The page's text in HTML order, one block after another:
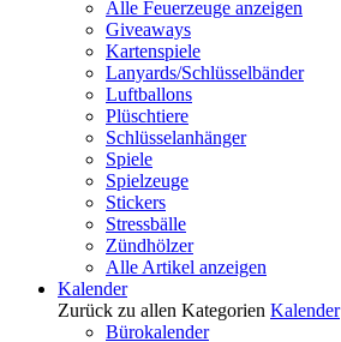
Alle Feuerzeuge anzeigen
Giveaways
Kartenspiele
Lanyards/Schlüsselbänder
Luftballons
Plüschtiere
Schlüsselanhänger
Spiele
Spielzeuge
Stickers
Stressbälle
Zündhölzer
Alle Artikel anzeigen
Kalender
Zurück zu allen Kategorien Kalender
Bürokalender